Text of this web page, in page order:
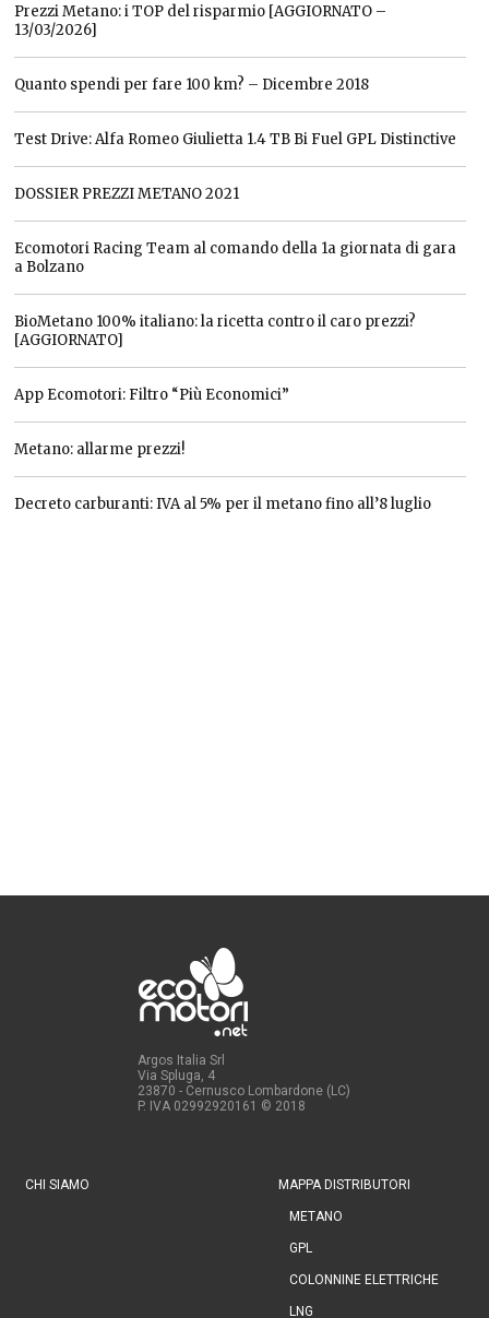
Prezzi Metano: i TOP del risparmio [AGGIORNATO –
13/03/2026]
Quanto spendi per fare 100 km? – Dicembre 2018
Test Drive: Alfa Romeo Giulietta 1.4 TB Bi Fuel GPL Distinctive
DOSSIER PREZZI METANO 2021
Ecomotori Racing Team al comando della 1a giornata di gara
a Bolzano
BioMetano 100% italiano: la ricetta contro il caro prezzi?
[AGGIORNATO]
App Ecomotori: Filtro “Più Economici”
Metano: allarme prezzi!
Decreto carburanti: IVA al 5% per il metano fino all’8 luglio
Argos Italia Srl
Via Spluga, 4
23870 - Cernusco Lombardone (LC)
P. IVA 02992920161 © 2018
CHI SIAMO MAPPA DISTRIBUTORI
METANO
GPL
COLONNINE ELETTRICHE
LNG